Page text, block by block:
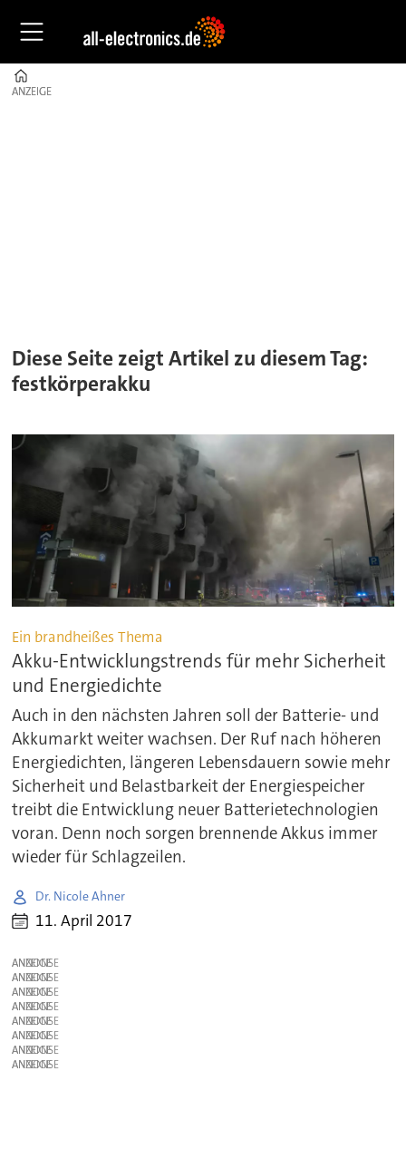
ANZEIGE
ANZEIGE
Diese Seite zeigt Artikel zu diesem Tag:
festkörperakku
Ein brandheißes Thema
Akku-Entwicklungstrends für mehr Sicherheit
und Energiedichte
Auch in den nächsten Jahren soll der Batterie- und
Akkumarkt weiter wachsen. Der Ruf nach höheren
Energiedichten, längeren Lebensdauern sowie mehr
Sicherheit und Belastbarkeit der Energiespeicher
treibt die Entwicklung neuer Batterietechnologien
voran. Denn noch sorgen brennende Akkus immer
wieder für Schlagzeilen.
Dr. Nicole Ahner
11. April 2017
ANZEIGE
ANZEIGE
ANZEIGE
ANZEIGE
ANZEIGE
ANZEIGE
ANZEIGE
ANZEIGE